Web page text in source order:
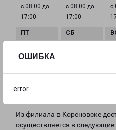
ОШИБКА
error
с 08:00 до
17:00
с 08:00 до
17:00
с
17:00
Из филиала в Кореновске
осуществляется в следующие